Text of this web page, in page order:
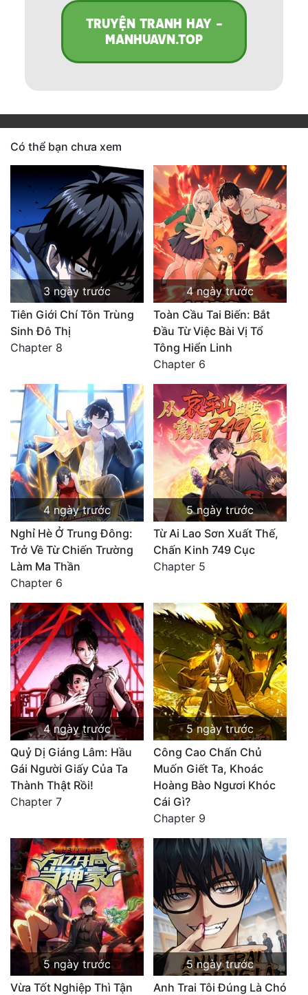
TRUYỆN TRANH HAY -
MANHUAVN.TOP
Có thể bạn chưa xem
3 ngày trước
Tiên Giới Chí Tôn Trùng
Sinh Đô Thị
Chapter 8
4 ngày trước
Toàn Cầu Tai Biến: Bắt
Đầu Từ Việc Bài Vị Tổ
Tông Hiển Linh
Chapter 6
4 ngày trước
Nghỉ Hè Ở Trung Đông:
Trở Về Từ Chiến Trường
Làm Ma Thần
Chapter 6
5 ngày trước
Từ Ai Lao Sơn Xuất Thế,
Chấn Kinh 749 Cục
Chapter 5
4 ngày trước
Quỷ Dị Giáng Lâm: Hầu
Gái Người Giấy Của Ta
Thành Thật Rồi!
Chapter 7
5 ngày trước
Công Cao Chấn Chủ
Muốn Giết Ta, Khoác
Hoàng Bào Ngươi Khóc
Cái Gì?
Chapter 9
5 ngày trước
Vừa Tốt Nghiệp Thì Tận
5 ngày trước
Anh Trai Tôi Đúng Là Chó